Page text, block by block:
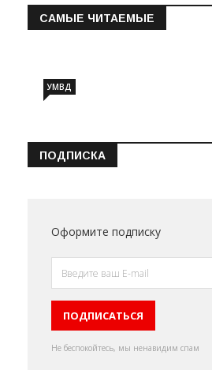
САМЫЕ ЧИТАЕМЫЕ
УМВД
ПОДПИСКА
Оформите подписку
Не беспокойтесь, мы ненавидим спам